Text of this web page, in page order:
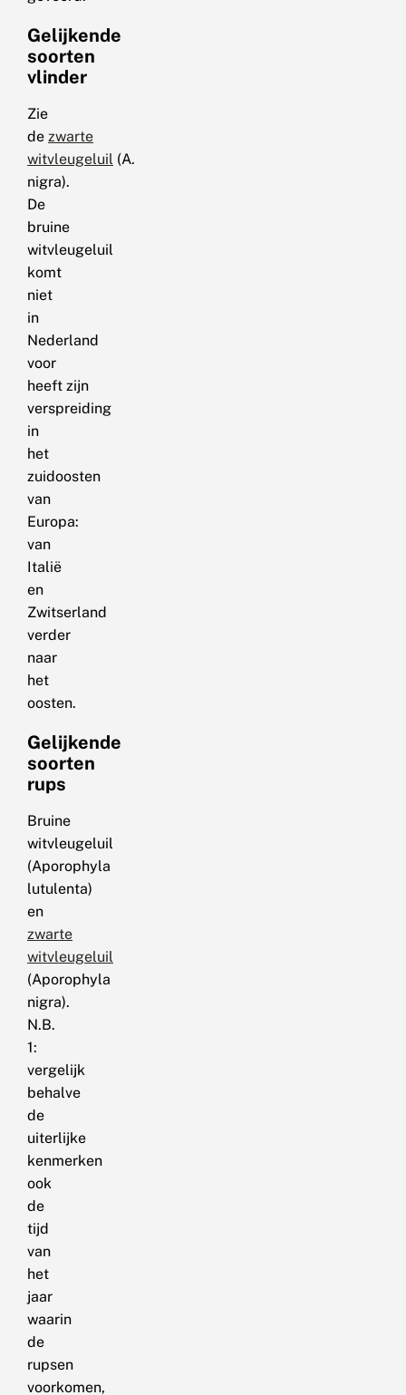
Gelijkende
soorten
vlinder
Zie
de zwarte
witvleugeluil (A.
nigra).
De
bruine
witvleugeluil
komt
niet
in
Nederland
voor
heeft zijn
verspreiding
in
het
zuidoosten
van
Europa:
van
Italië
en
Zwitserland
verder
naar
het
oosten.
Gelijkende
soorten
rups
Bruine
witvleugeluil
(Aporophyla
lutulenta)
en
zwarte
witvleugeluil
(Aporophyla
nigra).
N.B.
1:
vergelijk
behalve
de
uiterlijke
kenmerken
ook
de
tijd
van
het
jaar
waarin
de
rupsen
voorkomen,